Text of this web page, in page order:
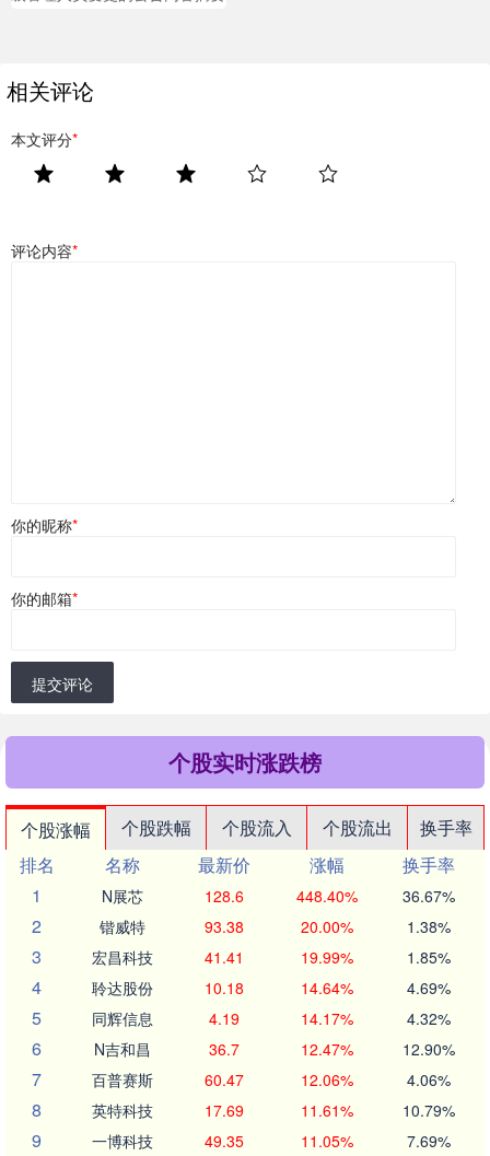
相关评论
本文评分*
评论内容*
你的昵称*
你的邮箱*
提交评论
个股实时涨跌榜
个股涨幅 个股跌幅 个股流入 个股流出
换手率
排名
名称 最新价 涨幅
换手率
1
N展芯 128.6 448.40% 36.67%
2 锴威特 93.38 20.00% 1.38%
3 宏昌科技 41.41 19.99% 1.85%
4 聆达股份 10.18 14.64% 4.69%
5 同辉信息 4.19 14.17% 4.32%
6 N吉和昌 36.7 12.47% 12.90%
7 百普赛斯 60.47 12.06% 4.06%
8 英特科技 17.69 11.61% 10.79%
9 一博科技 49.35 11.05% 7.69%